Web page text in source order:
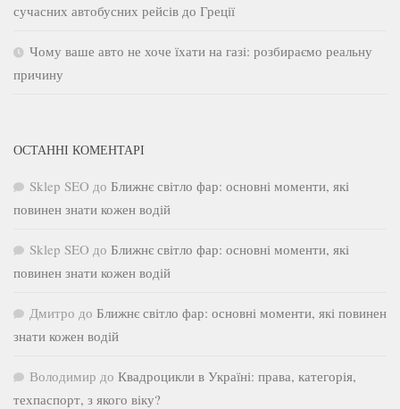
сучасних автобусних рейсів до Греції
Чому ваше авто не хоче їхати на газі: розбираємо реальну
причину
ОСТАННІ КОМЕНТАРІ
Sklep SEO до Ближнє світло фар: основні моменти, які
повинен знати кожен водій
Sklep SEO до Ближнє світло фар: основні моменти, які
повинен знати кожен водій
Дмитро до Ближнє світло фар: основні моменти, які повинен
знати кожен водій
Володимир до Квадроцикли в Україні: права, категорія,
техпаспорт, з якого віку?